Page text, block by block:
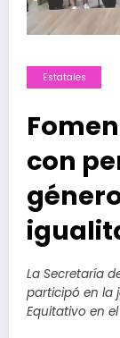
Estatales
con
La Secretaría
participó en la
Equitativo en